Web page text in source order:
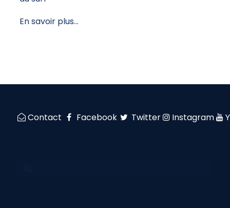
En savoir plus...
Contact Facebook Twitter Instagram